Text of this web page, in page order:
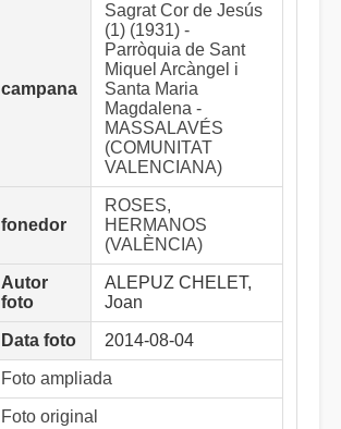
campana
Sagrat Cor de Jesús
(1) (1931) -
Parròquia de Sant
Miquel Arcàngel i
Santa Maria
Magdalena -
MASSALAVÉS
(COMUNITAT
VALENCIANA)
fonedor
ROSES,
HERMANOS
(VALÈNCIA)
Autor
foto
ALEPUZ CHELET,
Joan
Data foto 2014-08-04
Foto ampliada
Foto original